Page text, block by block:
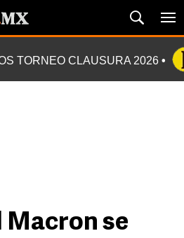
TORNEO CLAUSURA 2026
Macron se